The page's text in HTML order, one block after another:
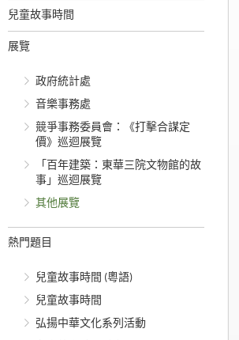
兒童故事時間
展覽
政府統計處
音樂事務處
競爭事務委員會：《打擊合謀定
價》巡迴展覽
「百年建築：東華三院文物館的故
事」巡迴展覽
其他展覽
熱門題目
兒童故事時間 (粵語)
兒童故事時間
弘揚中華文化系列活動